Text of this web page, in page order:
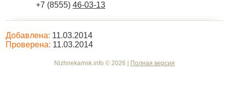
+7 (8555) 46-03-13
Добавлена: 11.03.2014
Проверена: 11.03.2014
Nizhnekamsk.info © 2026 | Полная версия